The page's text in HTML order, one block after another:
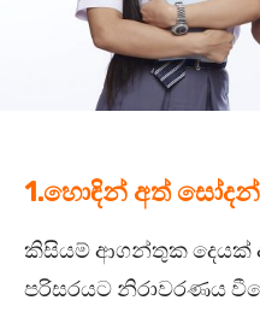
1.හොඳින් අත්
කිසියම් ආගන්තුක
පරිසරයට නිරාවරණය